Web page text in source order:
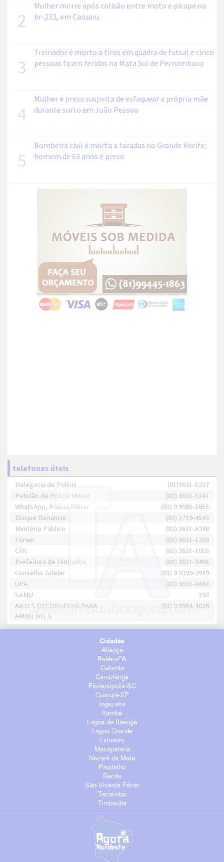
2
Mulher morre após colisão entre moto e picape na
br-232, em Caruaru
3
Treinador é morto a tiros em quadra de futsal e cinco
pessoas ficam feridas na Mata Sul de Pernambuco
4
Mulher é presa suspeita de esfaquear a própria mãe
durante surto em João Pessoa
5
Bombeira civil é morta a facadas no Grande Recife;
homem de 63 anos é preso
telefones úteis
Delegacia de Polícia
(81)3631-5237
Pelotão de Polícia Militar
(81) 3631-5241
WhatsApp, Polícia Militar
(81) 9 9985-1855
Disque Denúncia
(81) 3719-4545
Minitério Público
(81) 3631-5248
Fórum
(81) 3631-1288
CDL
(81) 3631-1003
Prefeitura de Timbaúba
(81) 3631-3485
Conselho Tutelar
(81) 9 9399-2949
UPA
(81) 3631-0443
SAMU
192
ARTES DECORATIVAS PARA
AMBIENTES
(81) 9 9964-3026
Cidades
Aliança
Belém-PA
Calumbi
Camutanga
Florianópolis-SC
Guarujá-SP
Ingazeira
Itambé
Lagoa de Itaenga
Lagoa Grande
Limoeiro
Macaparana
Nazaré da Mata
Paudalho
Recife
São Vicente Férrer
Tacaimbó
Timbaúba